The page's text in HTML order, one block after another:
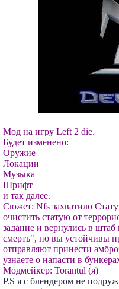
Мод на игру Left 2 die.
Будет изменено:
Оружие
Локации
Музыка
Шрифт
и так далее.
Сюжет: Nfs захватило
очистить статую от
задание и вернулись в
смерть", но вы устойчивы
отправляют принести
узнаете о напасти в
Модмейкер: Torantul (я)
P.S я с блендером не